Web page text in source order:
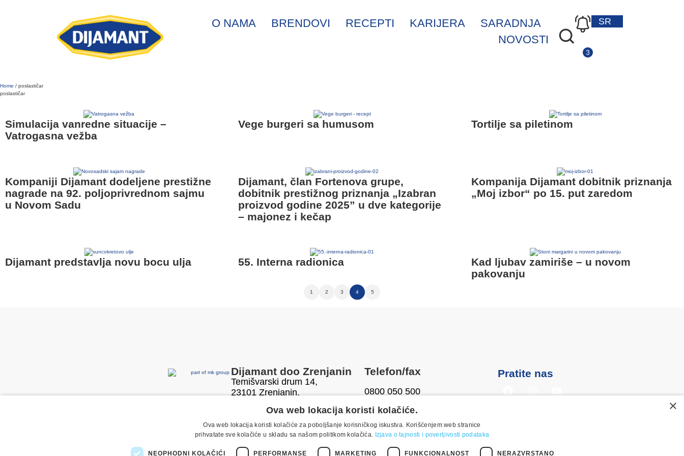
O NAMA BRENDOVI RECEPTI KARIJERA
SARADNJA
NOVOSTI
SR
EN
Home / poslastičar
poslastičar
Simulacija vanredne situacije –
Vatrogasna vežba
Vege burgeri sa humusom Tortilje sa piletinom
Kompaniji Dijamant dodeljene prestižne
nagrade na 92. poljoprivrednom sajmu
u Novom Sadu
Dijamant, član Fortenova grupe,
dobitnik prestižnog priznanja „Izabran
proizvod godine 2025” u dve kategorije
– majonez i kečap
Kompanija Dijamant dobitnik priznanja
„Moj izbor“ po 15. put zaredom
Dijamant predstavlja novu bocu ulja 55. Interna radionica
Kad ljubav zamiriše – u novom
pakovanju
1 2 3 4 5
Dijamant doo Zrenjanin
Temišvarski drum 14,
23101 Zrenjanin,
Pronađite nas na Google
karti
Telefon/fax
0800 050 500
+381 23 551 001
E-mail
office@dijamant.rs
Pratite nas
×
Ova web lokacija koristi kolačiće.
Ova web lokacija koristi kolačiće za poboljšanje korisničkog iskustva. Korišćenjem web stranice
prihvatate sve kolačiće u skladu sa našom politikom kolačića. Izjava o tajnosti i poverljivosti podataka
NEOPHODNI KOLAČIĆI PERFORMANSE MARKETING FUNKCIONALNOST NERAZVRSTANO